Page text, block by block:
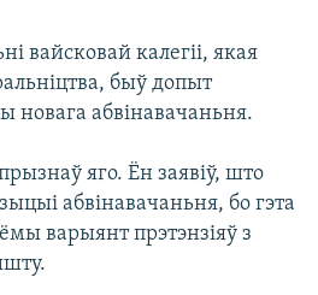
вайсковай калегіі, якая
быў допыт
абвінавачаньня.
яго. Ён заявіў, што
абвінавачаньня, бо гэта
варыянт прэтэнзіяў з